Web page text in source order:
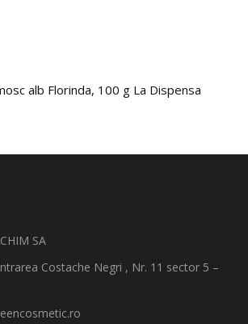
alb Florinda, 100 g La Dispensa
SA
Costache Negri , Nr. 11 sector 5 –